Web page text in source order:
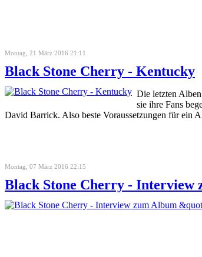
Montag, 21 März 2016 21:11
Black Stone Cherry - Kentucky
Die letzten
sie ihre Fans
David Barrick. Also beste Voraussetzungen für ein
Montag, 07 März 2016 22:15
Black Stone Cherry -